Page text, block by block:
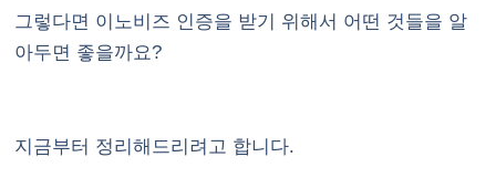
그렇다면 이노비즈 인증을 받기 위해서 어떤 것들을 알
아두면 좋을까요?
지금부터 정리해드리려고 합니다.